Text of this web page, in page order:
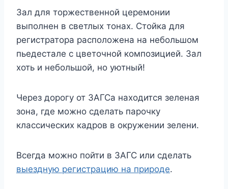
Зал для торжественной церемонии
выполнен в светлых тонах. Стойка для
регистратора расположена на небольшом
пьедестале с цветочной композицией. Зал
хоть и небольшой, но уютный!
Через дорогу от ЗАГСа находится зеленая
зона, где можно сделать парочку
классических кадров в окружении зелени.
Всегда можно пойти в ЗАГС или сделать
выездную регистрацию на природе.